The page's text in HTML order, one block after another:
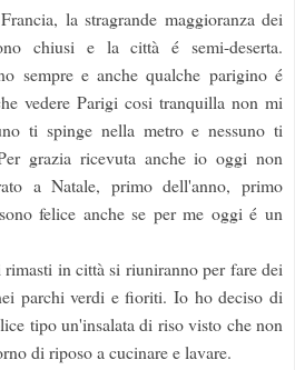
la stragrande maggioranza dei
chiusi e la città é semi-deserta.
sempre e anche qualche parigino é
vedere Parigi cosi tranquilla non mi
ti spinge nella metro e nessuno ti
grazia ricevuta anche io oggi non
a Natale, primo dell'anno, primo
felice anche se per me oggi é un
in città si riuniranno per fare dei
parchi verdi e fioriti. Io ho deciso di
tipo un'insalata di riso visto che non
di riposo a cucinare e lavare.